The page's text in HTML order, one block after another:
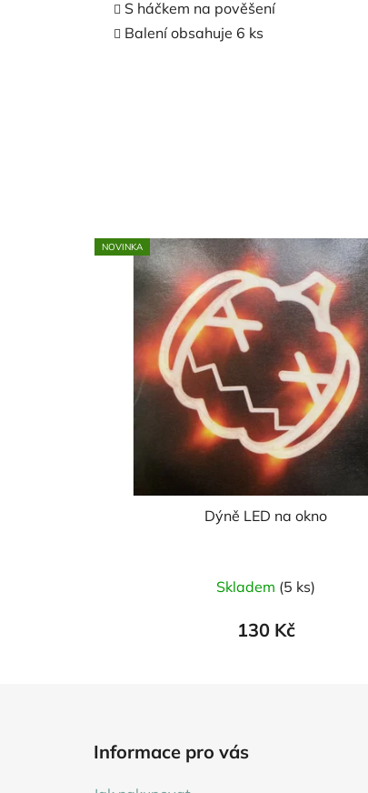
S háčkem na pověšení
Balení obsahuje 6 ks
NOVINKA
Dýně LED na okno
Skladem (5 ks)
130 Kč
Informace pro vás